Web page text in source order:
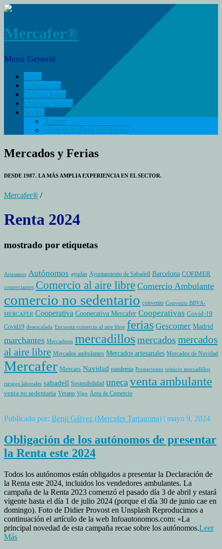
Mercafer®
Menú General
Inicio
Admisiones
Delegaciones
Quiénes Somos
Socios
Acceso
¿Qué es la Zona del Socio?
Mercados y Ferias
DESDE 1987. LA MÁS AMPLIA EXPERIENCIA EN EL SECTOR.
Mercafer® /
Renta 2024
mostrado por etiquetas
Artesanos Autónomos ayudas Ayuntamiento de Sabadell Barcelona COFIMER
comerciantes Comercio al aire libre Comercio Ambulante
comercio no sedentario convenio Convenio BBVA-
MERCAFER Cooperativa Cooperativa Mercafer Cooperativas Covid-19
Covid19 desescalada Encuesta comercio al aire libre ferias Gescomer Madrid
marchantes Mercaderes mercadillosmercados mercados
al aire libre Mercados ambulantes Mercados artesanales Mercados de Navidad
Mercafer Mercats Navidad pandemia Prestaciones reinicio mercadillos
riesgos laborales sabadell Sostenibilidad unecaventa ambulante
venta no sedentaria Verano Vigo Área de Comercio
Publicado por: Benji Gálvez (Mercafer Tarragona) | mayo 9, 2024
Obligación de los autónomos de presentar
la Renta este 2024
Todos los autónomos están obligados a presentar la Declaración de
la Renta este 2024, incluidos los vendedores ambulantes. La
campaña de la Renta 2023 comenzó el pasado día 3 de abril y estará
vigente hasta el día 1 de julio 2024 (porque el día 30 de junio cae en
domingo). Foto de Didier Provost en Unsplash Reproducimos a
continuación el artículo de la web Infoautonomos.com: «La
principal novedad de esta campaña recae sobre los autónomos.Leer
Más